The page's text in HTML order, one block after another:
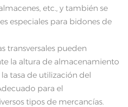
etc., y también se
especiales para bidones de
transversales pueden
la altura de almacenamiento
tasa de utilización del
para el
tipos de mercancías.